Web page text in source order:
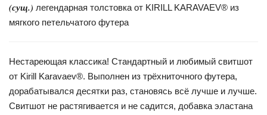
(сущ.) легендарная толстовка от KIRILL KARAVAEV® из
мягкого петельчатого футера
Нестареющая классика! Стандартный и любимый свитшот
от Kirill Karavaev®. Выполнен из трёхниточного футера,
дорабатывался десятки раз, становясь всё лучше и лучше.
Свитшот не растягивается и не садится, добавка эластана